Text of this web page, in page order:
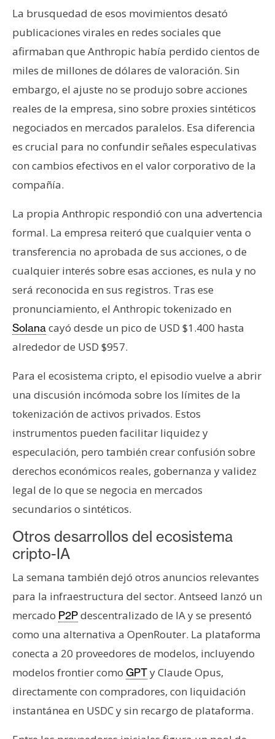
La brusquedad de esos movimientos desató
publicaciones virales en redes sociales que
afirmaban que Anthropic había perdido cientos de
miles de millones de dólares de valoración. Sin
embargo, el ajuste no se produjo sobre acciones
reales de la empresa, sino sobre proxies sintéticos
negociados en mercados paralelos. Esa diferencia
es crucial para no confundir señales especulativas
con cambios efectivos en el valor corporativo de la
compañía.
La propia Anthropic respondió con una advertencia
formal. La empresa reiteró que cualquier venta o
transferencia no aprobada de sus acciones, o de
cualquier interés sobre esas acciones, es nula y no
será reconocida en sus registros. Tras ese
pronunciamiento, el Anthropic tokenizado en
Solana cayó desde un pico de USD $1.400 hasta
alrededor de USD $957.
Para el ecosistema cripto, el episodio vuelve a abrir
una discusión incómoda sobre los límites de la
tokenización de activos privados. Estos
instrumentos pueden facilitar liquidez y
especulación, pero también crear confusión sobre
derechos económicos reales, gobernanza y validez
legal de lo que se negocia en mercados
secundarios o sintéticos.
Otros desarrollos del ecosistema
cripto-IA
La semana también dejó otros anuncios relevantes
para la infraestructura del sector. Antseed lanzó un
mercado P2Pdescentralizado de IA y se presentó
como una alternativa a OpenRouter. La plataforma
conecta a 20 proveedores de modelos, incluyendo
modelos frontier como GPTy Claude Opus,
directamente con compradores, con liquidación
instantánea en USDC y sin recargo de plataforma.